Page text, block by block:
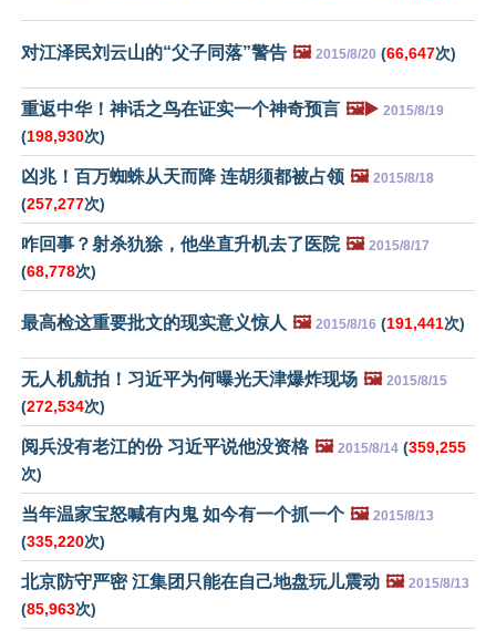
对江泽民刘云山的“父子同落”警告 🖼️ 2015/8/20 (66,647次)
重返中华！神话之鸟在证实一个神奇预言 🖼️▶️ 2015/8/19
(198,930次)
凶兆！百万蜘蛛从天而降 连胡须都被占领 🖼️ 2015/8/18
(257,277次)
咋回事？射杀犰狳，他坐直升机去了医院 🖼️ 2015/8/17
(68,778次)
最高检这重要批文的现实意义惊人 🖼️ 2015/8/16 (191,441次)
无人机航拍！习近平为何曝光天津爆炸现场 🖼️ 2015/8/15
(272,534次)
阅兵没有老江的份 习近平说他没资格 🖼️ 2015/8/14 (359,255
次)
当年温家宝怒喊有内鬼 如今有一个抓一个 🖼️ 2015/8/13
(335,220次)
北京防守严密 江集团只能在自己地盘玩儿震动 🖼️ 2015/8/13
(85,963次)